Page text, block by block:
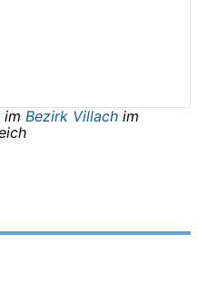
im Bezirk Villach im